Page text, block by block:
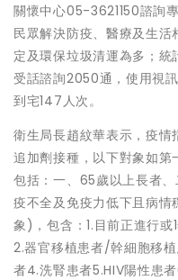
關懷中心05-3621150諮詢
民眾解決防疫、醫療及生
定及環保垃圾清運為多；
受話諮詢2050通，使用視
到宅147人次。
衛生局長趙紋華表示，疫情
追加劑接種，以下對象如第
包括：一、65歲以上長者
疫不全及免疫力低下且病
象)，包含：1.目前正進行
2.器官移植患者/幹細胞移
者4.洗腎患者5.HIV陽性患